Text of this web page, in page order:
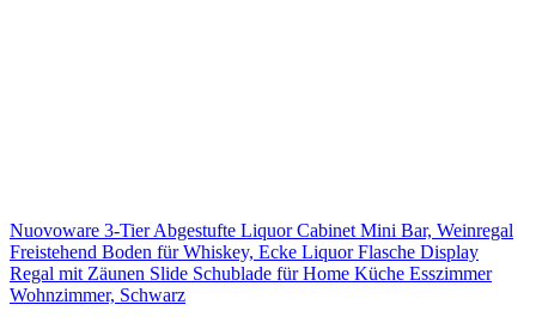
Nuovoware 3-Tier Abgestufte Liquor Cabinet Mini Bar, Weinregal
Freistehend Boden für Whiskey, Ecke Liquor Flasche Display
Regal mit Zäunen Slide Schublade für Home Küche Esszimmer
Wohnzimmer, Schwarz